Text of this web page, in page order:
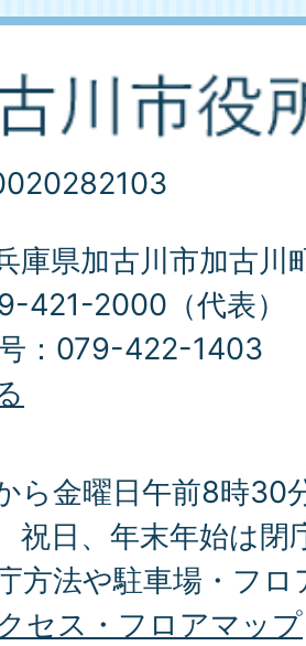
庫県加古川市加古川
421-2000（代表）
：079-422-1403
ら金曜日午前8時30
祝日、年末年始は閉
方法や駐車場・フ
セス・フロアマップ